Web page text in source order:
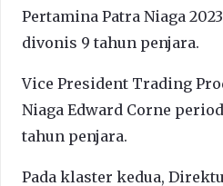
Pertamina Patra Niaga
divonis 9 tahun penjara.
Vice President Trading
Niaga Edward Corne
tahun penjara.
Pada klaster kedua,